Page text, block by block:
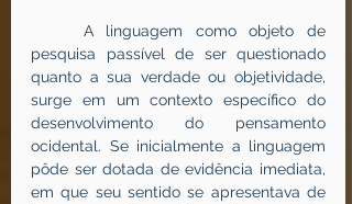
pesquisa passível de ser questionado
quanto a sua verdade ou objetividade,
surge em um contexto específico do
desenvolvimento do pensamento
ocidental. Se inicialmente a linguagem
pôde ser dotada de evidência imediata,
em que seu sentido se apresentava de